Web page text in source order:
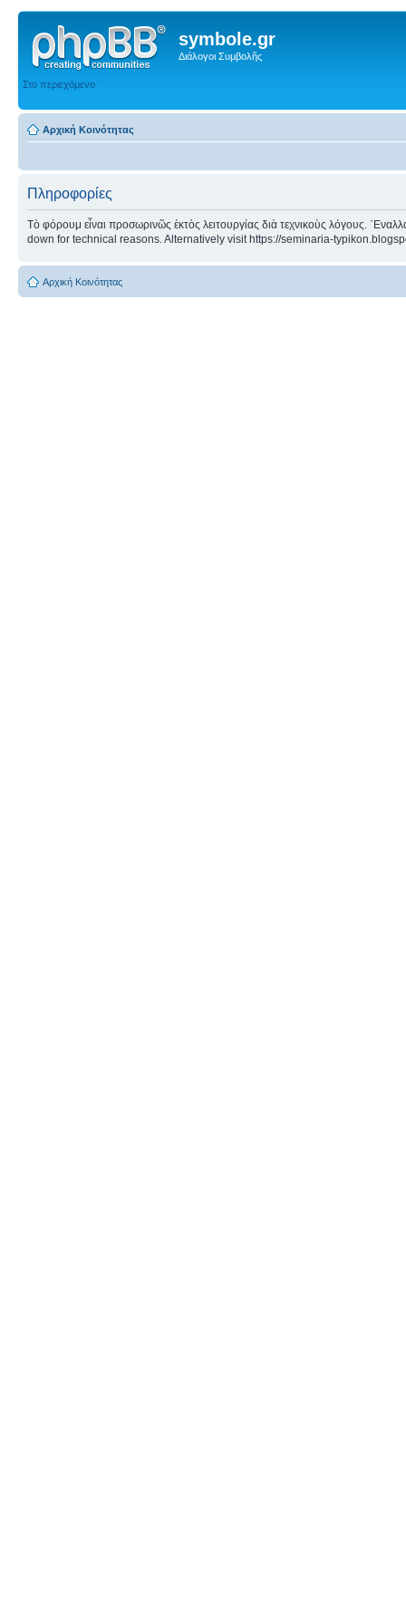
symbole.gr
Διάλογοι Συμβολῆς
Στο περιεχόμενο
Αρχική Κοινότητας
Πληροφορίες
Τὸ φόρουμ εἶναι προσωρινῶς ἐκτὸς λειτουργίας διὰ τεχνικοὺς λόγους.
down for technical reasons. Alternatively visit https://seminaria-
Αρχική Κοινότητας